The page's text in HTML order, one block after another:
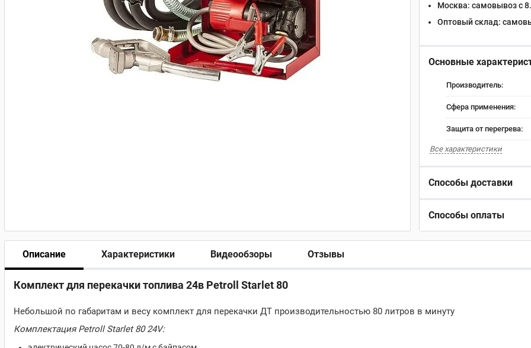
Москва: самовывоз с
Оптовый склад:
Основные
Производитель:
Сфера применения:
Защита от перегрева:
Все характеристики
Способы доставки
Способы оплаты
Описание Характеристики Видеообзоры Отзывы
Комплект для перекачки топлива 24в Petroll Starlet 80
Небольшой по габаритам и весу комплект для перекачки ДТ производительностью 80 литров в минуту
Комплектация Petroll Starlet 80 24V: